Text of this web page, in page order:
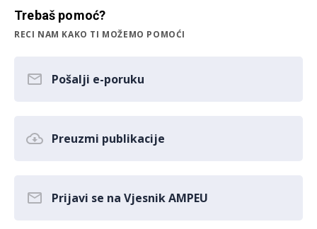
Trebaš pomoć?
RECI NAM KAKO TI MOŽEMO POMOĆI
Pošalji e-poruku
Preuzmi publikacije
Prijavi se na Vjesnik AMPEU